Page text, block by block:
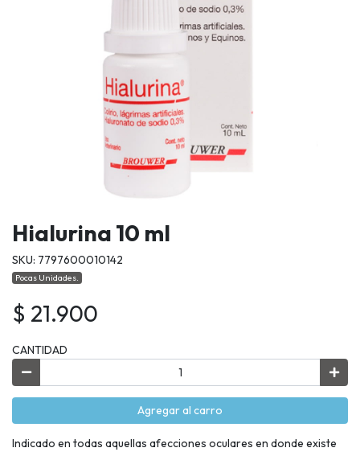
Hialurina 10 ml
SKU: 7797600010142
Pocas Unidades.
$ 21.900
CANTIDAD
Agregar al carro
Indicado en todas aquellas afecciones oculares en donde existe